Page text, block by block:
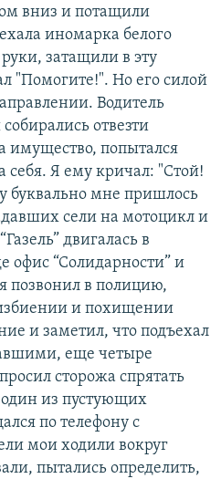
вниз и потащили
иномарка белого
руки, затащили в эту
"Помогите!". Но его силой
Водитель
отвезти
имущество, попытался
себя. Я ему кричал: "Стой!
буквально мне пришлось
сели на мотоцикл и
двигалась в
офис “Солидарности” и
позвонил в полицию,
и похищении
и заметил, что подъехал
еще четыре
сторожа спрятать
из пустующих
по телефону с
мои ходили вокруг
пытались определить,